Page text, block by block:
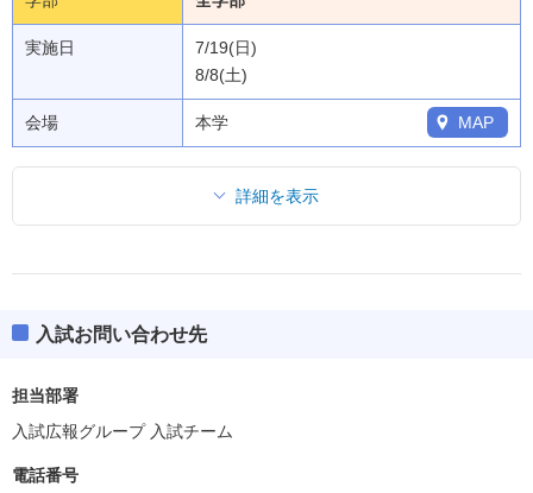
実施日
7/19(日)
8/8(土)
会場 本学 MAP
詳細を表示
入試お問い合わせ先
担当部署
入試広報グループ 入試チーム
電話番号